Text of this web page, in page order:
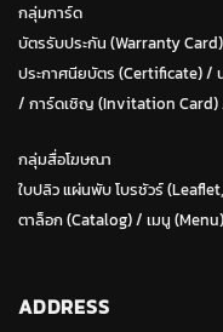
กลุ่มการ์ด
บัตรรับประกัน (Warranty Card)
ประกาศนียบัตร (Certificate)/
/ การ์ดเชิญ (Invitation Card)
กลุ่มสื่อโฆษณา
ใบปลิว แผ่นพับ โบรชัวร์
ตาล็อก (Catalog)/ เมนู (Menu)
ADDRESS